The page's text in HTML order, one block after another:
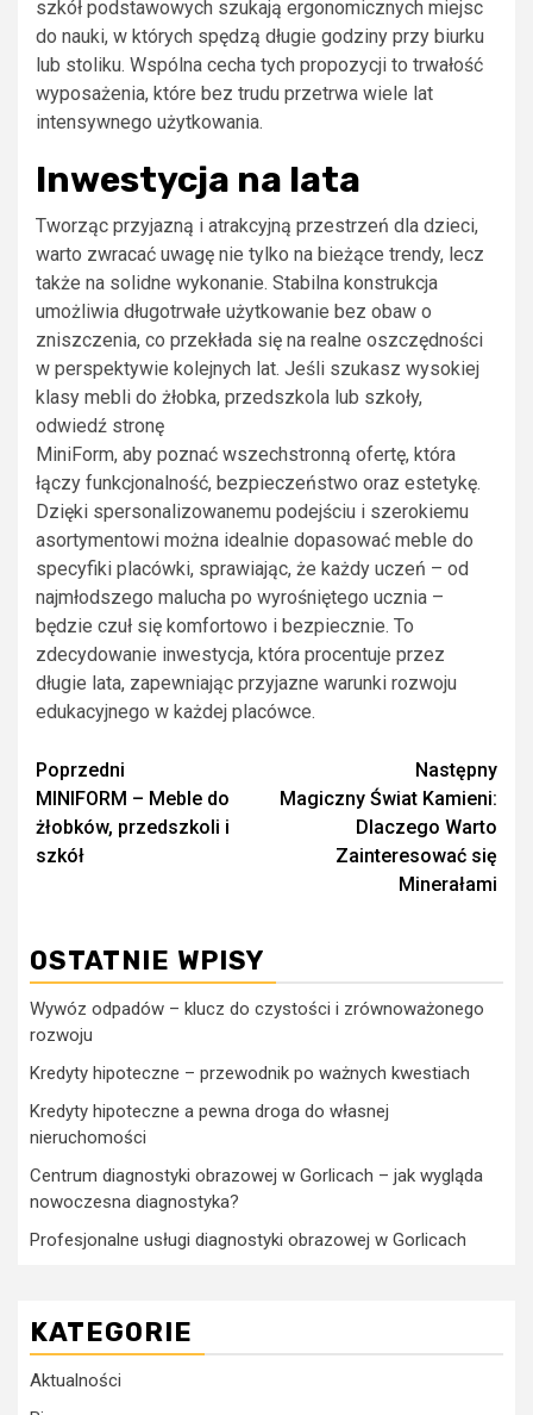
szkół podstawowych szukają ergonomicznych miejsc
do nauki, w których spędzą długie godziny przy biurku
lub stoliku. Wspólna cecha tych propozycji to trwałość
wyposażenia, które bez trudu przetrwa wiele lat
intensywnego użytkowania.
Inwestycja na lata
Tworząc przyjazną i atrakcyjną przestrzeń dla dzieci,
warto zwracać uwagę nie tylko na bieżące trendy, lecz
także na solidne wykonanie. Stabilna konstrukcja
umożliwia długotrwałe użytkowanie bez obaw o
zniszczenia, co przekłada się na realne oszczędności
w perspektywie kolejnych lat. Jeśli szukasz wysokiej
klasy mebli do żłobka, przedszkola lub szkoły,
odwiedź stronę
MiniForm, aby poznać wszechstronną ofertę, która
łączy funkcjonalność, bezpieczeństwo oraz estetykę.
Dzięki spersonalizowanemu podejściu i szerokiemu
asortymentowi można idealnie dopasować meble do
specyfiki placówki, sprawiając, że każdy uczeń – od
najmłodszego malucha po wyrośniętego ucznia –
będzie czuł się komfortowo i bezpiecznie. To
zdecydowanie inwestycja, która procentuje przez
długie lata, zapewniając przyjazne warunki rozwoju
edukacyjnego w każdej placówce.
Zobacz
wpisy
Poprzedni
MINIFORM – Meble do
żłobków, przedszkoli i
szkół
Następny
Magiczny Świat Kamieni:
Dlaczego Warto
Zainteresować się
Minerałami
OSTATNIE WPISY
Wywóz odpadów – klucz do czystości i zrównoważonego
rozwoju
Kredyty hipoteczne – przewodnik po ważnych kwestiach
Kredyty hipoteczne a pewna droga do własnej
nieruchomości
Centrum diagnostyki obrazowej w Gorlicach – jak wygląda
nowoczesna diagnostyka?
Profesjonalne usługi diagnostyki obrazowej w Gorlicach
KATEGORIE
Aktualności